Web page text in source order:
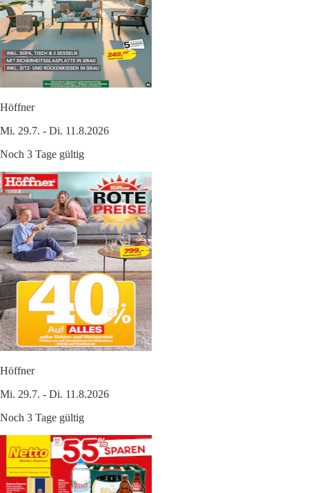
Höffner
Mi. 29.7. - Di. 11.8.2026
Noch 3 Tage gültig
Höffner
Mi. 29.7. - Di. 11.8.2026
Noch 3 Tage gültig